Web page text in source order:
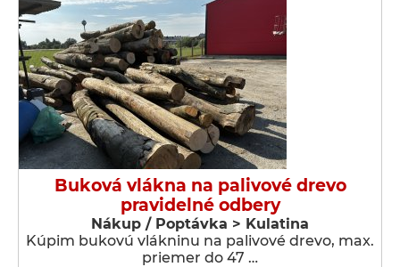
Buková vlákna na palivové drevo
pravidelné odbery
Nákup / Poptávka > Kulatina
Kúpim bukovú vlákninu na palivové drevo, max.
priemer do 47 …